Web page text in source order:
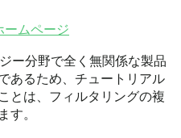
ー分野で全く無関係な製品
あるため、チュートリアル
とは、フィルタリングの複
。